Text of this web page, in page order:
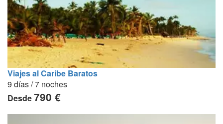
Viajes al Caribe Baratos
9 días / 7 noches
Desde790 €